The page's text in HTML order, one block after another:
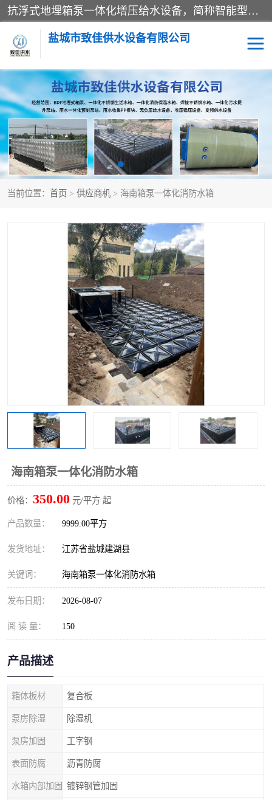
抗浮式地埋箱泵一体化增压给水设备，简称智能型泵站。它由由水泵机组、消防水箱、泵房三大部分组成，其抗浮效果好，因为设计时通过将底板与箱体联在一起，箱体重量抵消了地下水浮力。系统维护好，内部拉筋、泵站、管道，喷淋等各部运行正堂，无一损坏；结构更牢固。
盐城市致佳供水设备有限公司
当前位置： 首页 > 供应商机 > 海南箱泵一体化消防水箱
海南箱泵一体化消防水箱
价格： 350.00 元/平方 起
产品数量： 9999.00平方
发货地址： 江苏省盐城建湖县
关键词： 海南箱泵一体化消防水箱
发布日期： 2026-08-07
阅 读 量： 150
产品描述
箱体板材 复合板
泵房除湿 除湿机
泵房加固 工字钢
表面防腐 沥青防腐
水箱内部加固 镀锌钢管加固
消防一体化水箱 地埋箱泵一体化
一体化污水泵站